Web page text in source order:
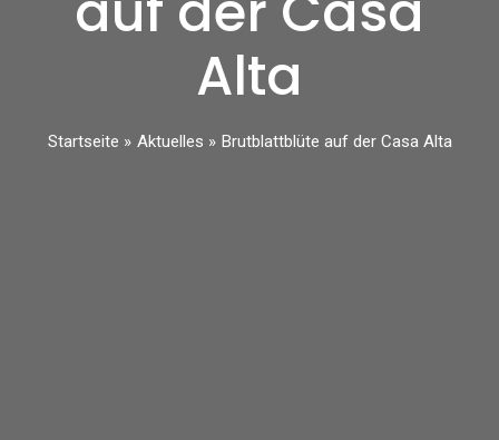
Alta
Startseite Aktuelles Brutblattblüte auf der Casa Alta